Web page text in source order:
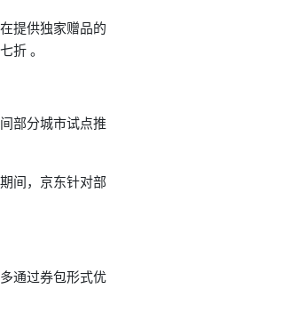
提供独家赠品的
折 。
部分城市试点推
间，京东针对部
通过券包形式优